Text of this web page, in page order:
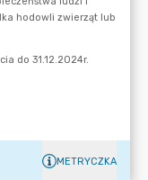
METRYCZKA